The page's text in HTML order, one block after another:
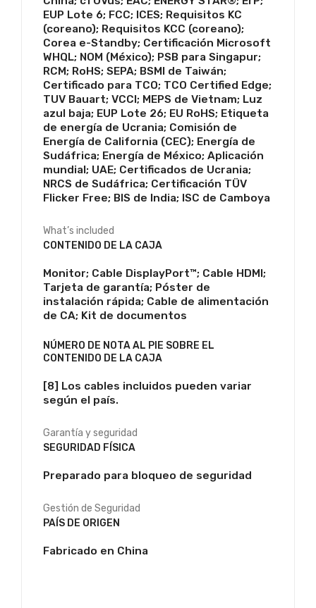
EUP Lote 6; FCC; ICES; Requisitos KC
(coreano); Requisitos KCC (coreano);
Corea e-Standby; Certificación Microsoft
WHQL; NOM (México); PSB para Singapur;
RCM; RoHS; SEPA; BSMI de Taiwán;
Certificado para TCO; TCO Certified Edge;
TUV Bauart; VCCI; MEPS de Vietnam; Luz
azul baja; EUP Lote 26; EU RoHS; Etiqueta
de energía de Ucrania; Comisión de
Energía de California (CEC); Energía de
Sudáfrica; Energía de México; Aplicación
mundial; UAE; Certificados de Ucrania;
NRCS de Sudáfrica; Certificación TÜV
Flicker Free; BIS de India; ISC de Camboya
What’s included
CONTENIDO DE LA CAJA
Monitor; Cable DisplayPort™; Cable HDMI;
Tarjeta de garantía; Póster de
instalación rápida; Cable de alimentación
de CA; Kit de documentos
NÚMERO DE NOTA AL PIE SOBRE EL
CONTENIDO DE LA CAJA
[8] Los cables incluidos pueden variar
según el país.
Garantía y seguridad
SEGURIDAD FÍSICA
Preparado para bloqueo de seguridad
Gestión de Seguridad
PAÍS DE ORIGEN
Fabricado en China